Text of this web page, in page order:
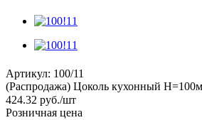
Артикул: 100/11
(Распродажа) Цоколь кухонный
424.32 руб./шт
Розничная цена